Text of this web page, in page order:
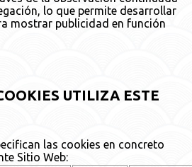
lo que permite desarrollar
mostrar publicidad en función
UTILIZA ESTE
las cookies en concreto
Sitio Web: